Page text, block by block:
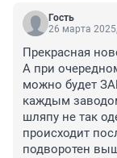
Гость
26 марта
Прекрасная
А при
можно будет
каждым
шляпу не так
происходит
подворотен